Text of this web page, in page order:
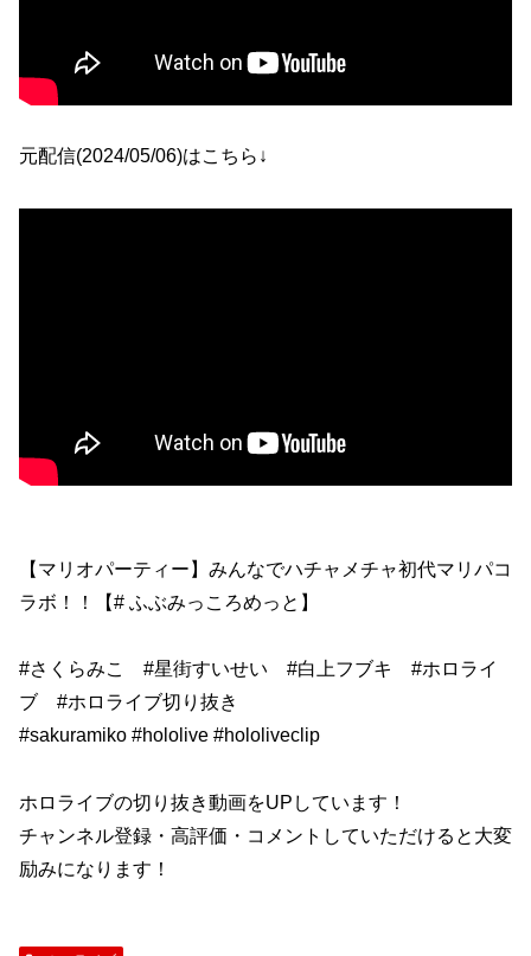
元配信(2024/05/06)はこちら↓
【マリオパーティー】みんなでハチャメチャ初代マリパコ
ラボ！！【# ふぶみっころめっと】
#さくらみこ #星街すいせい #白上フブキ #ホロライ
ブ #ホロライブ切り抜き
#sakuramiko #hololive #hololiveclip
ホロライブの切り抜き動画をUPしています！
チャンネル登録・高評価・コメントしていただけると大変
励みになります！